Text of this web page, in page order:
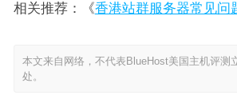
相关推荐：《香港站群服务器常见问
本文来自网络，不代表BlueHost美国主机评测
处。